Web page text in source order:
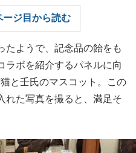
ージ目から読む
ようで、記念品の飴をも
ラボを紹介するパネルに向
と壬氏のマスコット。この
れた写真を撮ると、満足そ